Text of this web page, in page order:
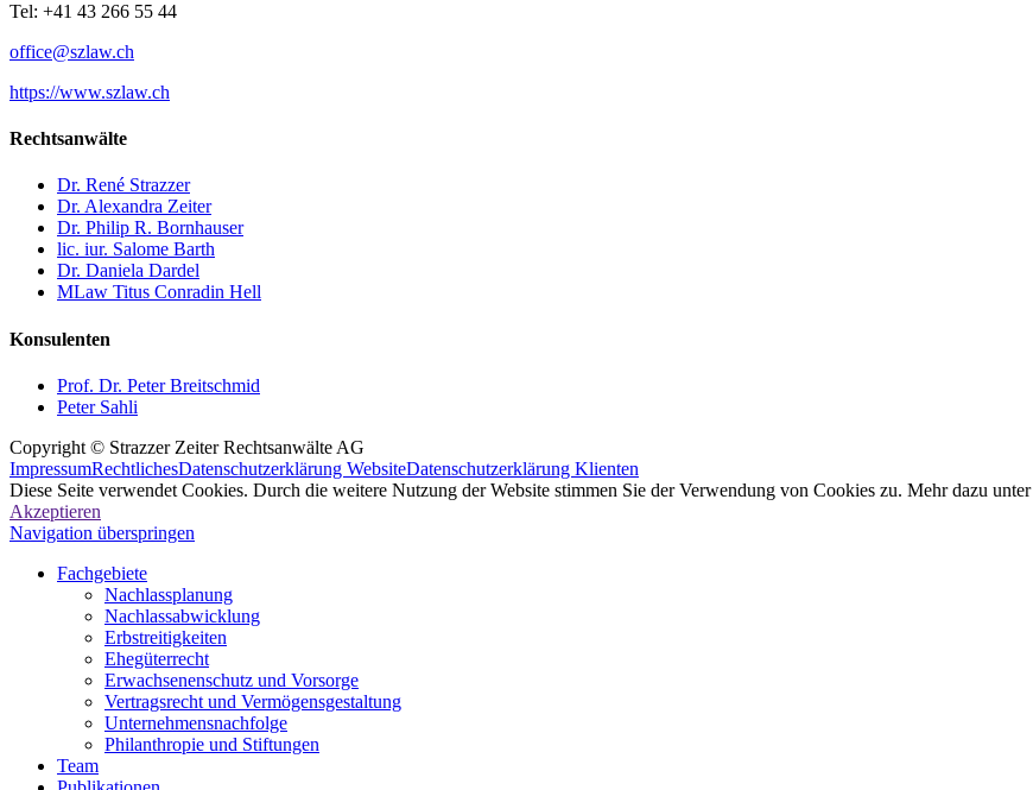
Tel: +41 43 266 55 44
office@szlaw.ch
https://www.szlaw.ch
Rechtsanwälte
Dr. René Strazzer
Dr. Alexandra Zeiter
Dr. Philip R. Bornhauser
lic. iur. Salome Barth
Dr. Daniela Dardel
MLaw Titus Conradin Hell
Konsulenten
Prof. Dr. Peter Breitschmid
Peter Sahli
Copyright © Strazzer Zeiter Rechtsanwälte AG
ImpressumRechtlichesDatenschutzerklärung WebsiteDatenschutzerklärung Klienten
Diese Seite verwendet Cookies. Durch die weitere Nutzung der Website stimmen Sie der Verwendung von Cookies zu. Mehr dazu unter
Akzeptieren
Navigation überspringen
Fachgebiete
Nachlassplanung
Nachlassabwicklung
Erbstreitigkeiten
Ehegüterrecht
Erwachsenenschutz und Vorsorge
Vertragsrecht und Vermögensgestaltung
Unternehmensnachfolge
Philanthropie und Stiftungen
Team